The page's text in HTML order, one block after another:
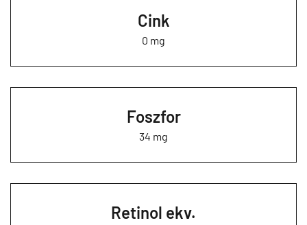
Cink
0 mg
Foszfor
34 mg
Retinol ekv.